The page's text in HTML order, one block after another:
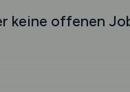
keine offenen